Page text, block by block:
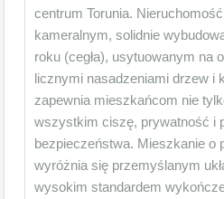
centrum Torunia.
kameralnym, solidnie
roku (cegła), usytuowanym na
licznymi nasadzeniami drzew i
zapewnia mieszkańcom nie
wszystkim ciszę, prywatność i
bezpieczeństwa. Mieszkanie o
wyróżnia się przemyślanym
wysokim standardem